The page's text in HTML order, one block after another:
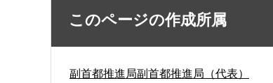
このページの作成所属
副首都推進局副首都推進局（代表）